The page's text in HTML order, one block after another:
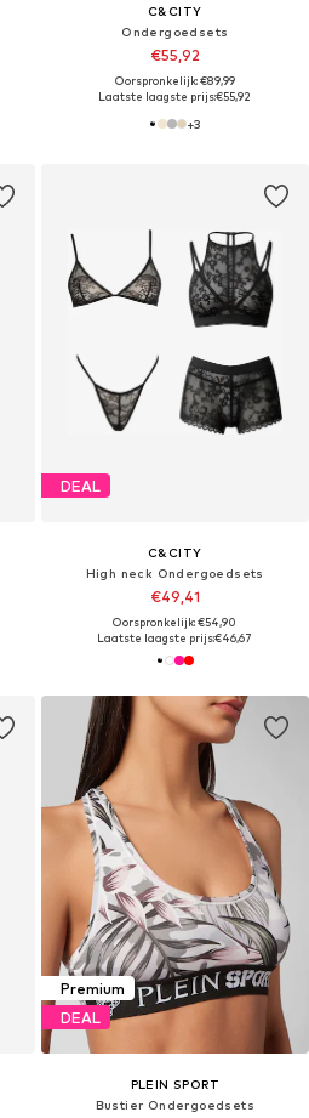
C&CITY
Ondergoedsets
€55,92
Oorspronkelijk: €89,99
Laatste laagste prijs:€55,92
+3
DEAL
C&CITY
High neck Ondergoedsets
€49,41
Oorspronkelijk: €54,90
Laatste laagste prijs:€46,67
Premium
DEAL
PLEIN SPORT
Bustier Ondergoedsets